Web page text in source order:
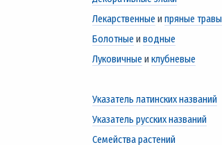
Лекарственные и пряные травы
Болотные и водные
Луковичные и клубневые
Указатель латинских названий
Указатель русских названий
Семейства растений